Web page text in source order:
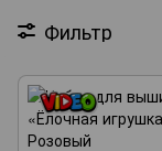
Фильтр